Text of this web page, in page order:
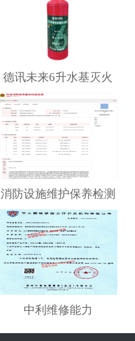
德讯未来6升水基灭火
消防设施维护保养检测
中利维修能力